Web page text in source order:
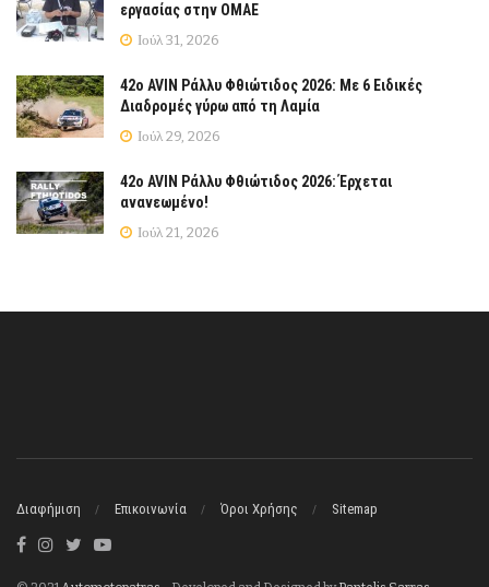
εργασίας στην ΟΜΑΕ
Ιούλ 31, 2026
42ο AVIN Ράλλυ Φθιώτιδος 2026: Με 6 Ειδικές
Διαδρομές γύρω από τη Λαμία
Ιούλ 29, 2026
42ο AVIN Ράλλυ Φθιώτιδος 2026: Έρχεται
ανανεωμένο!
Ιούλ 21, 2026
Διαφήμιση Επικοινωνία Όροι Χρήσης Sitemap